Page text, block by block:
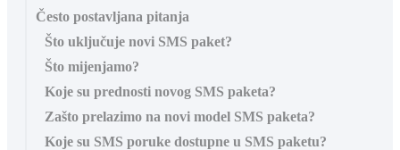
Često postavljana pitanja
Što uključuje novi SMS paket?
Što mijenjamo?
Koje su prednosti novog SMS paketa?
Zašto prelazimo na novi model SMS paketa?
Koje su SMS poruke dostupne u SMS paketu?